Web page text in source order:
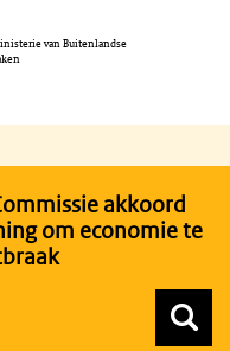
van Buitenlandse
akkoord
om economie te